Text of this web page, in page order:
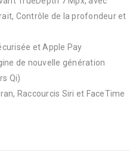
Contrôle de la profondeur et
et Apple Pay
de nouvelle génération
Qi)
Raccourcis Siri et FaceTime